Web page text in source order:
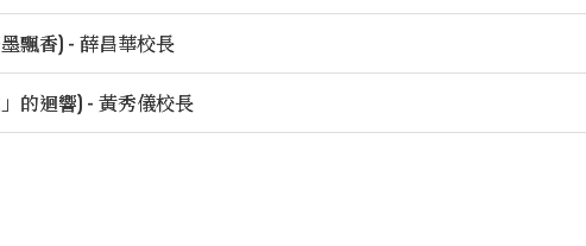
飄香) - 薛昌華校長
的迴響) - 黃秀儀校長